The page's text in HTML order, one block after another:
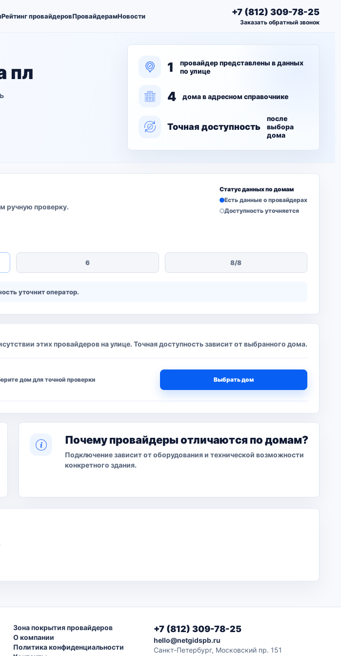
Рейтинг провайдеровПровайдерамНовости +7 (812) 309-78-25
Заказать обратный звонок
пл 1
провайдер представлены в данных
по улице
4 дома в адресном справочнике
Точная доступность
после
выбора
дома
ручную проверку.
Статус данных по домам
Есть данные о провайдерах
Доступность уточняется
6 8/8
уточнит оператор.
этих провайдеров на улице. Точная доступность зависит от выбранного дома.
дом для точной проверки Выбрать дом
Почему провайдеры отличаются по домам?
Подключение зависит от оборудования и технической возможности
конкретного здания.
Зона покрытия провайдеров
О компании
Политика конфиденциальности
+7 (812) 309-78-25
hello@netgidspb.ru
Санкт-Петербург, Московский пр. 151